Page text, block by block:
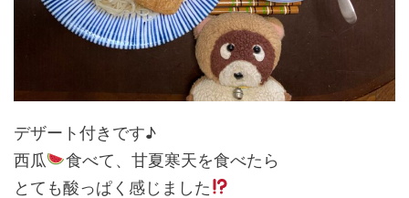
デザート付きです♪
西瓜
食べて、甘夏寒天を食べたら
とても酸っぱく感じました